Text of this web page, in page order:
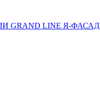
GRAND LINE Я-ФАСАД